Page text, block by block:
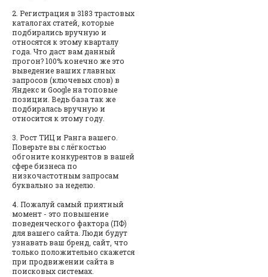
2. Регистрация в 3183 трастовых
каталогах статей, которые
подбирались вручную и
относятся к этому кварталу
года. Что даст вам данный
прогон? 100% конечно же это
выведение ваших главных
запросов (ключевых слов) в
Яндекс и Google на топовые
позиции. Ведь база так же
подбиралась вручную и
относится к этому году.
3. Рост ТИЦ и Ранга вашего.
Поверьте вы с лёгкостью
обгоните конкурентов в вашей
сфере бизнеса по
низкочастотным запросам
буквально за неделю.
4. Пожалуй самый приятный
момент - это повышение
поведенческого фактора (ПФ)
для вашего сайта. Люди будут
узнавать ваш бренд, сайт, что
только положительно скажется
при продвижении сайта в
поисковых системах.